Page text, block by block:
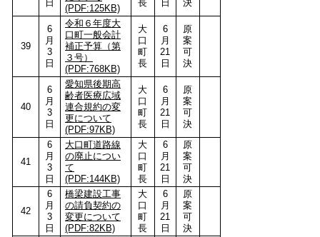
日
(PDF:125KB)
長 日 決
39
6
月
3
日
令和６年度大
口町一般会計
補正予算（第
３号）
(PDF:768KB)
大
口
町
長
6
月
21
日
原
案
可
決
40
6
月
3
日
愛知県後期高
齢者医療広域
連合規約の変
更について
(PDF:97KB)
大
口
町
長
6
月
21
日
原
案
可
決
41
6
月
3
日
大口町道路線
の廃止につい
て
(PDF:144KB)
大
口
町
長
6
月
21
日
原
案
可
決
42
6
月
3
日
橋梁建設工事
の請負契約の
変更について
(PDF:82KB)
大
口
町
長
6
月
21
日
原
案
可
決